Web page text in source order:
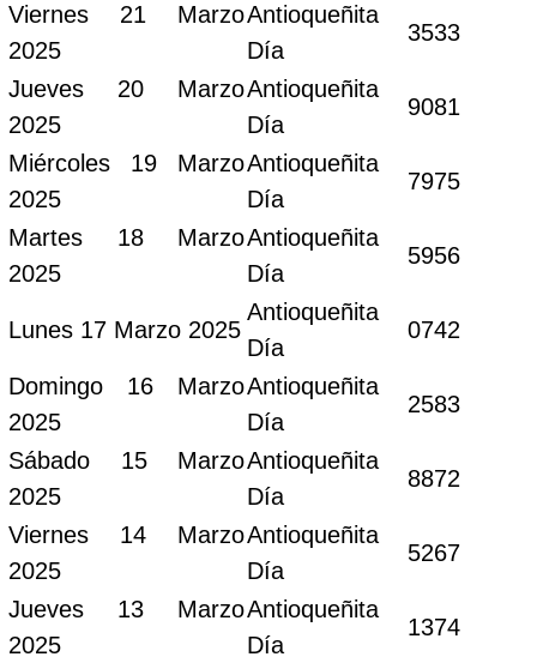
Viernes 21 Marzo
2025
Antioqueñita
Día
3533
Jueves 20 Marzo
2025
Antioqueñita
Día
9081
Miércoles 19 Marzo
2025
Antioqueñita
Día
7975
Martes 18 Marzo
2025
Antioqueñita
Día
5956
Lunes 17 Marzo 2025
Antioqueñita
Día
0742
Domingo 16 Marzo
2025
Antioqueñita
Día
2583
Sábado 15 Marzo
2025
Antioqueñita
Día
8872
Viernes 14 Marzo
2025
Antioqueñita
Día
5267
Jueves 13 Marzo
2025
Antioqueñita
Día
1374